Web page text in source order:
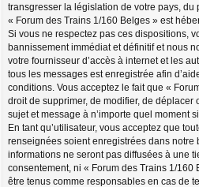
transgresser la législation de votre pays, du
« Forum des Trains 1/160 Belges » est
Si vous ne respectez pas ces dispositions,
bannissement immédiat et définitif et nous
votre fournisseur d’accès à internet et les
tous les messages est enregistrée afin
conditions. Vous acceptez le fait que «
droit de supprimer, de modifier, de déplacer
sujet et message à n’importe quel moment
En tant qu’utilisateur, vous acceptez que
renseignées soient enregistrées dans notre
informations ne seront pas diffusées à une
consentement, ni « Forum des Trains 1/160
être tenus comme responsables en cas de